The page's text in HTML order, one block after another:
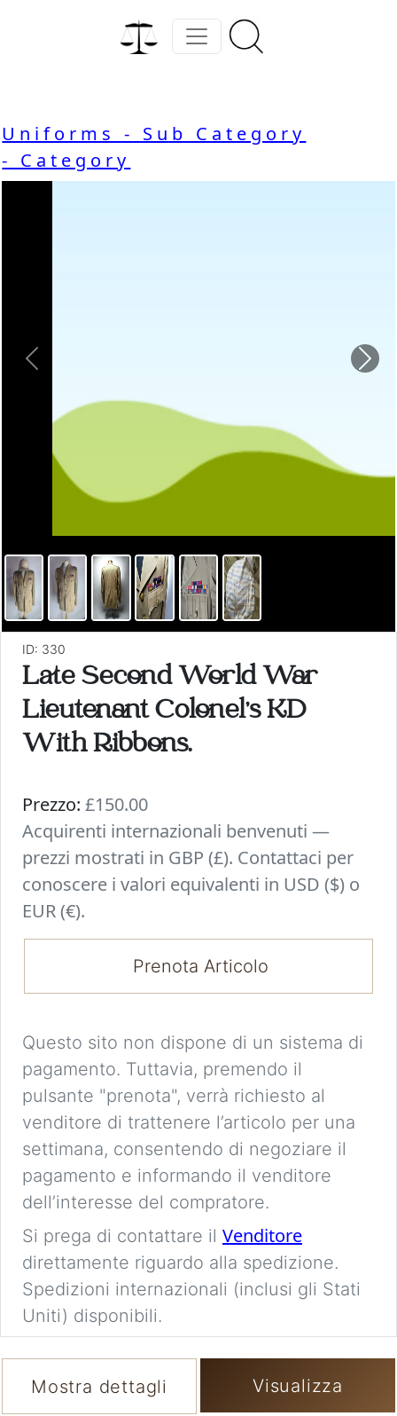
Uniforms - Sub Category
- Category
Previous
ID: 330
Late Second World War
Lieutenant Colonel's KD
With Ribbons.
Prezzo: £150.00
Acquirenti internazionali benvenuti —
prezzi mostrati in GBP (£). Contattaci per
conoscere i valori equivalenti in USD ($) o
EUR (€).
Prenota Articolo
Questo sito non dispone di un sistema di
pagamento. Tuttavia, premendo il
pulsante "prenota", verrà richiesto al
venditore di trattenere l’articolo per una
settimana, consentendo di negoziare il
pagamento e informando il venditore
dell’interesse del compratore.
Si prega di contattare il Venditore
direttamente riguardo alla spedizione.
Spedizioni internazionali (inclusi gli Stati
Uniti) disponibili.
Mostra dettagli Visualizza